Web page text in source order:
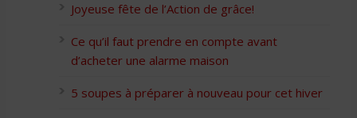
Joyeuse fête de l’Action de grâce!
Ce qu’il faut prendre en compte avant
d’acheter une alarme maison
5 soupes à préparer à nouveau pour cet hiver